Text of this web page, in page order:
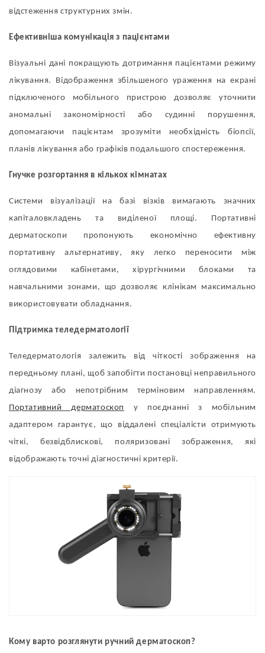
відстеження структурних змін.
Ефективніша комунікація з пацієнтами
Візуальні дані покращують дотримання пацієнтами режиму
лікування. Відображення збільшеного ураження на екрані
підключеного мобільного пристрою дозволяє уточнити
аномальні закономірності або судинні порушення,
допомагаючи пацієнтам зрозуміти необхідність біопсії,
планів лікування або графіків подальшого спостереження.
Гнучке розгортання в кількох кімнатах
Системи візуалізації на базі візків вимагають значних
капіталовкладень та виділеної площі. Портативні
дерматоскопи пропонують економічно ефективну
портативну альтернативу, яку легко переносити між
оглядовими кабінетами, хірургічними блоками та
навчальними зонами, що дозволяє клінікам максимально
використовувати обладнання.
Підтримка теледерматології
Теледерматологія залежить від чіткості зображення на
передньому плані, щоб запобігти постановці неправильного
діагнозу або непотрібним терміновим направленням.
Портативний дерматоскоп
у поєднанні з мобільним
адаптером гарантує, що віддалені спеціалісти отримують
чіткі, безвідблискові, поляризовані зображення, які
відображають точні діагностичні критерії.
Кому варто розглянути ручний дерматоскоп?